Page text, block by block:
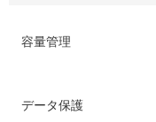
容量管理
データ保護